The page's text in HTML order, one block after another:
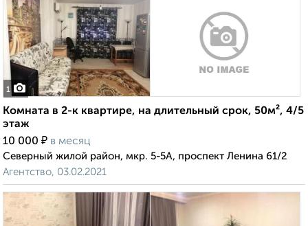
1
Комната в 2-к квартире, на длительный срок, 50м², 4/5
этаж
10 000 ₽ в месяц
Северный жилой район, мкр. 5-5А, проспект Ленина 61/2
Агентство, 03.02.2021